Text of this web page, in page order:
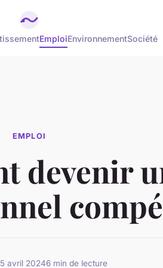
EmploiEnvironnementSociété
EMPLOI
devenir
avril 20246 min de lecture